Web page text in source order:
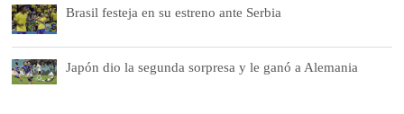
Brasil festeja en su estreno ante Serbia
Japón dio la segunda sorpresa y le ganó a Alemania